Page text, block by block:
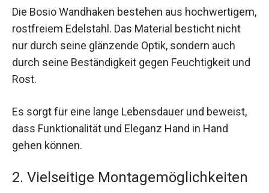
Die Bosio Wandhaken bestehen aus hochwertigem,
rostfreiem Edelstahl. Das Material besticht nicht
nur durch seine glänzende Optik, sondern auch
durch seine Beständigkeit gegen Feuchtigkeit und
Rost.
Es sorgt für eine lange Lebensdauer und beweist,
dass Funktionalität und Eleganz Hand in Hand
gehen können.
2. Vielseitige Montagemöglichkeiten